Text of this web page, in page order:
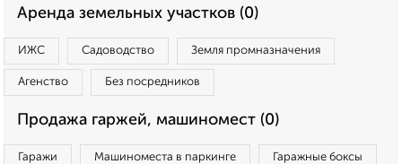
Аренда земельных участков (0)
ИЖС Садоводство Земля промназначения
Агенство Без посредников
Продажа гаржей, машиномест (0)
Гаражи Машиноместа в паркинге Гаражные боксы